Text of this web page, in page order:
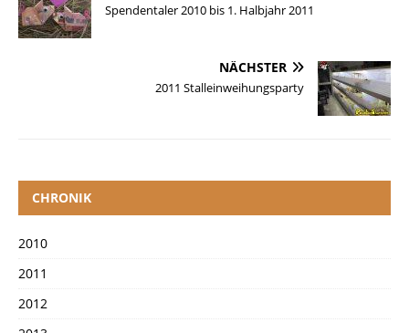
Spendentaler 2010 bis 1. Halbjahr 2011
NÄCHSTER
2011 Stalleinweihungsparty
CHRONIK
2010
2011
2012